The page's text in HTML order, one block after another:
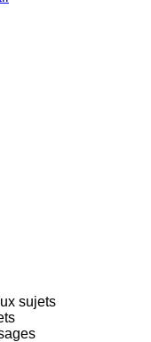
sujets